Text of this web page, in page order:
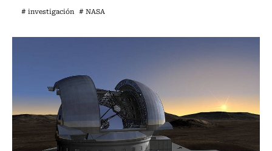
# investigación # NASA